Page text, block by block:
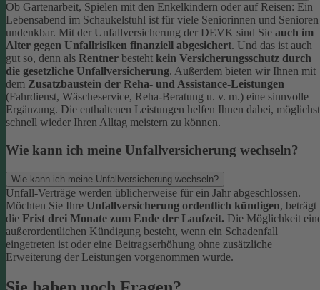
Ob Gartenarbeit, Spielen mit den Enkelkindern oder auf Reisen: Ein
Lebensabend im Schaukelstuhl ist für viele Seniorinnen und Senioren
undenkbar. Mit der Unfallversicherung der DEVK sind Sie auch im
Alter gegen Unfallrisiken finanziell abgesichert. Und das ist auch
gut so, denn als Rentner besteht kein Versicherungsschutz durch
die gesetzliche Unfallversicherung. Außerdem bieten wir Ihnen mit
dem Zusatzbaustein der Reha- und Assistance-Leistungen
(Fahrdienst, Wäscheservice, Reha-Beratung u. v. m.) eine sinnvolle
Ergänzung. Die enthaltenen Leistungen helfen Ihnen dabei, möglichst
schnell wieder Ihren Alltag meistern zu können.
Wie kann ich meine Unfallversicherung wechseln?
Wie kann ich meine Unfallversicherung wechseln?
Unfall-Verträge werden üblicherweise für ein Jahr abgeschlossen.
Möchten Sie Ihre Unfallversicherung ordentlich kündigen, beträgt
die Frist drei Monate zum Ende der Laufzeit. Die Möglichkeit
außerordentlichen Kündigung besteht, wenn ein Schadenfall
eingetreten ist oder eine Beitragserhöhung ohne zusätzliche
Erweiterung der Leistungen vorgenommen wurde.